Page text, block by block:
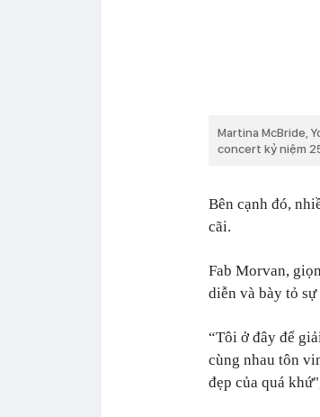
Martina McBride,
concert kỷ niệm
Bên cạnh đó,
cãi.
Fab Morvan,
diễn và bày tỏ
“Tôi ở đây để
cùng nhau tôn
đẹp của quá